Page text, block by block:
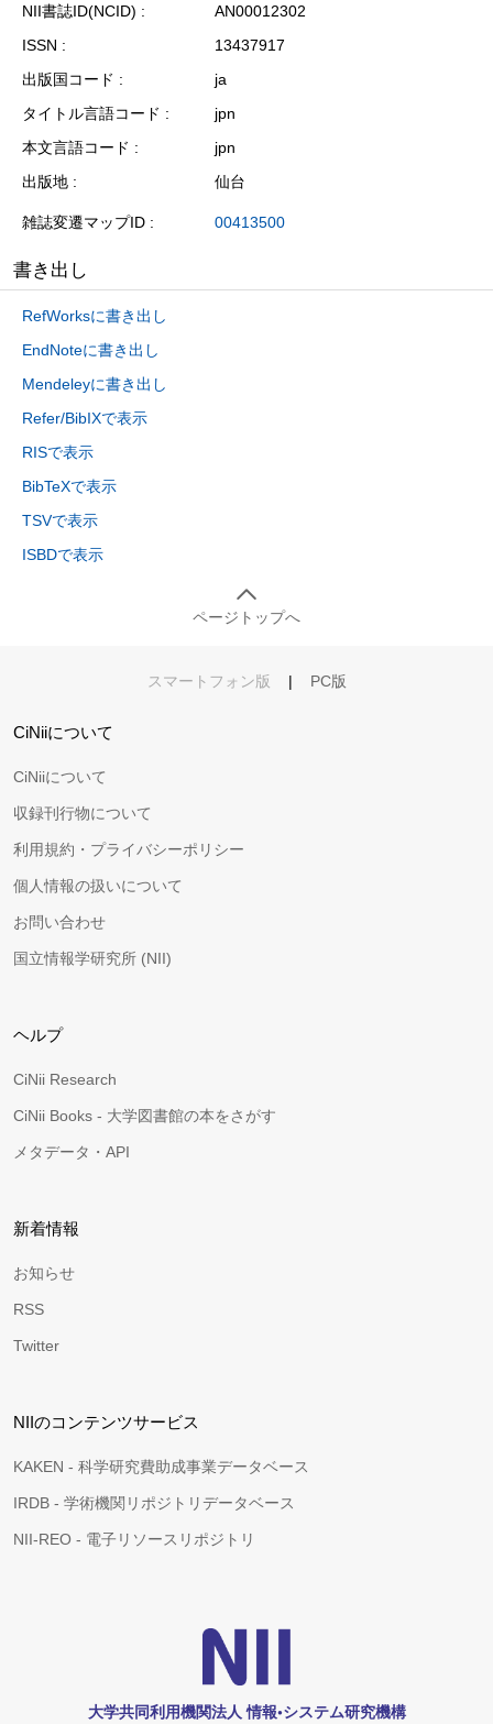
NII書誌ID(NCID)
AN00012302
ISSN
13437917
出版国コード
ja
タイトル言語コード
jpn
本文言語コード
jpn
出版地
仙台
雑誌変遷マップID 00413500
書き出し
RefWorksに書き出し
EndNoteに書き出し
Mendeleyに書き出し
Refer/BibIXで表示
RISで表示
BibTeXで表示
TSVで表示
ISBDで表示
ページトップへ
スマートフォン版 | PC版
CiNiiについて
CiNiiについて
収録刊行物について
利用規約・プライバシーポリシー
個人情報の扱いについて
お問い合わせ
国立情報学研究所 (NII)
ヘルプ
CiNii Research
CiNii Books - 大学図書館の本をさがす
メタデータ・API
新着情報
お知らせ
RSS
Twitter
NIIのコンテンツサービス
KAKEN - 科学研究費助成事業データベース
IRDB - 学術機関リポジトリデータベース
NII-REO - 電子リソースリポジトリ
大学共同利用機関法人 情報•システム研究機構